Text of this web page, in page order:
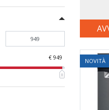
€ 949 NOVITÀ